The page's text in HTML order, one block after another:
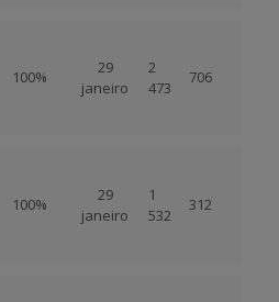
100%
29
janeiro
2
473
706
100%
29
janeiro
1
532
312